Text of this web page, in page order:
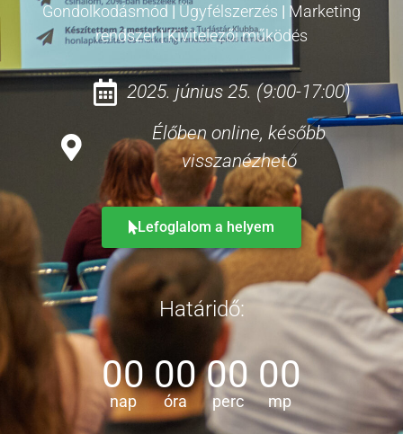
Gondolkodásmód | Ügyfélszerzés | Marketing
rendszer|Kivitelezői működés
2025. június 25. (9:00-17:00)
Élőben online, később
visszanézhető
Lefoglalom a helyem
Határidő:
00
nap
00
óra
00
perc
00
mp